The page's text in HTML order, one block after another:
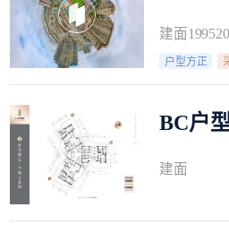
建面
户型方正
BC户
建面